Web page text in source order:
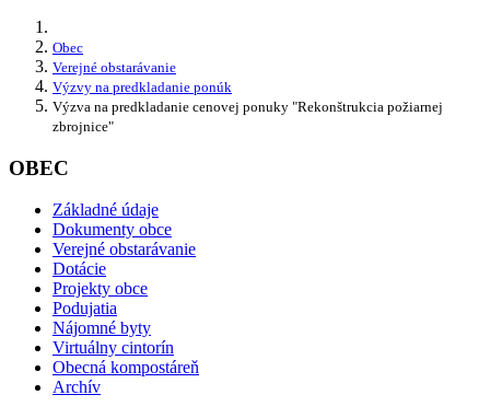
Obec
Verejné obstarávanie
Výzvy na predkladanie ponúk
Výzva na predkladanie cenovej ponuky "Rekonštrukcia požiarnej
zbrojnice"
OBEC
Základné údaje
Dokumenty obce
Verejné obstarávanie
Dotácie
Projekty obce
Podujatia
Nájomné byty
Virtuálny cintorín
Obecná kompostáreň
Archív